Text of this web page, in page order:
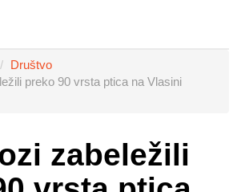
Društvo
preko 90 vrsta ptica na Vlasini
zabeležili